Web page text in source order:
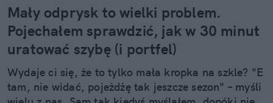
Mały odprysk to wielki problem.
Pojechałem sprawdzić, jak w 30 minut
uratować szybę (i portfel)
Wydaje ci się, że to tylko mała kropka na szkle? "E
tam, nie widać, pojeżdżę tak jeszcze sezon" – myśli